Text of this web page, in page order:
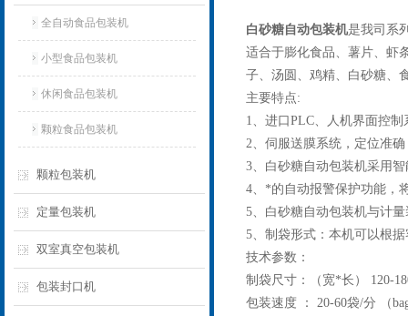
全自动食品包装机
小型食品包装机
休闲食品包装机
颗粒食品包装机
颗粒包装机
定量包装机
双室真空包装机
包装封口机
白砂糖自动包装机是我司系
适合于膨化食品、薯片、虾
子、汤圆、鸡精、白砂糖、
主要特点:
1、进口PLC、人机界面控
2、伺服送膜系统，定位准
3、白砂糖自动包装机采用
4、*的自动报警保护功能，
5、白砂糖自动包装机与计
5、制袋形式：本机可以根
技术参数：
制袋尺寸：（宽*长） 120-
包装速度 ： 20-60袋/分 （